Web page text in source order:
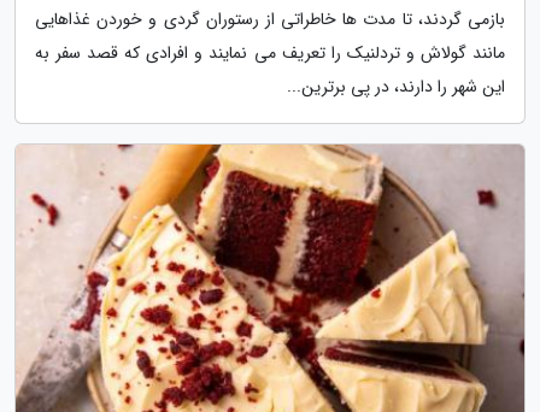
بازمی گردند، تا مدت ها خاطراتی از رستوران گردی و خوردن غذاهایی
مانند گولاش و تردلنیک را تعریف می نمایند و افرادی که قصد سفر به
این شهر را دارند، در پی برترین...